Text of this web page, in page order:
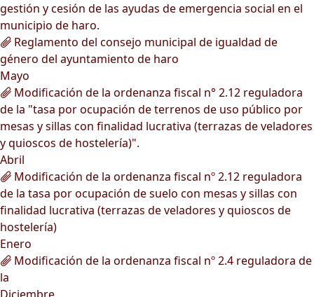
gestión y cesión de las ayudas de emergencia social en el
municipio de haro.
Reglamento del consejo municipal de igualdad de
género del ayuntamiento de haro
Mayo
Modificación de la ordenanza fiscal n° 2.12 reguladora
de la "tasa por ocupación de terrenos de uso público por
mesas y sillas con finalidad lucrativa (terrazas de veladores
y quioscos de hostelería)".
Abril
Modificación de la ordenanza fiscal nº 2.12 reguladora
de la tasa por ocupación de suelo con mesas y sillas con
finalidad lucrativa (terrazas de veladores y quioscos de
hostelería)
Enero
Modificación de la ordenanza fiscal nº 2.4 reguladora de
la